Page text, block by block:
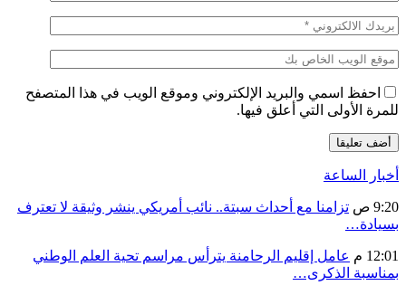
احفظ اسمي والبريد الإلكتروني وموقع الويب في هذا المتصفح
للمرة الأولى التي أعلق فيها.
أخبار الساعة
9:20 ص
تزامنا مع أحداث سبتة.. نائب أمريكي ينشر وثيقة لا تعترف
بسيادة…
12:01 م
عامل إقليم الرحامنة يترأس مراسم تحية العلم الوطني
بمناسبة الذكرى…